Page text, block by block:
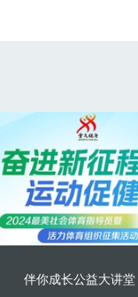
伴你成长公益大讲堂